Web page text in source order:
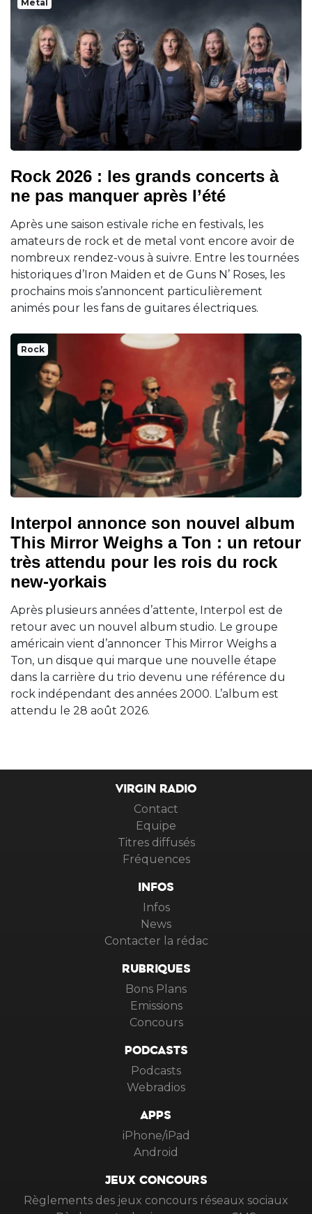
Metal
Rock 2026 : les grands concerts à
ne pas manquer après l’été
Après une saison estivale riche en festivals, les
amateurs de rock et de metal vont encore avoir de
nombreux rendez-vous à suivre. Entre les tournées
historiques d’Iron Maiden et de Guns N’ Roses, les
prochains mois s’annoncent particulièrement
animés pour les fans de guitares électriques.
Rock
Interpol annonce son nouvel album
This Mirror Weighs a Ton : un retour
très attendu pour les rois du rock
new-yorkais
Après plusieurs années d’attente, Interpol est de
retour avec un nouvel album studio. Le groupe
américain vient d’annoncer This Mirror Weighs a
Ton, un disque qui marque une nouvelle étape
dans la carrière du trio devenu une référence du
rock indépendant des années 2000. L’album est
attendu le 28 août 2026.
VIRGIN RADIO
Contact
Equipe
Titres diffusés
Fréquences
INFOS
Infos
News
Contacter la rédac
RUBRIQUES
Bons Plans
Emissions
Concours
PODCASTS
Podcasts
Webradios
APPS
iPhone/iPad
Android
JEUX CONCOURS
Règlements des jeux concours réseaux sociaux